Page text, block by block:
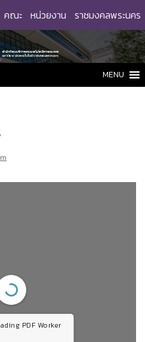
คณะ หน่วยงาน ราชมงคลพระนคร
MENU
PDF Worker